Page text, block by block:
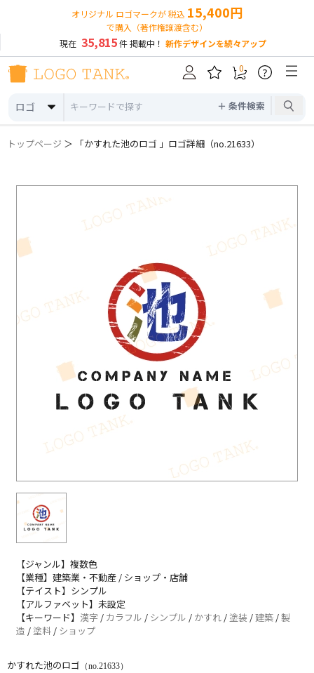
オリジナル ロゴマークが 税込 15,400円
で購入（著作権譲渡含む）
現在 35,815件 掲載中！ 新作デザインを続々アップ
ロゴ ＋ 条件検索
0 ?
トップページ ＞ 「かすれた池のロゴ 」ロゴ詳細（no.21633）
【ジャンル】複数色
【業種】建築業・不動産 / ショップ・店舗
【テイスト】シンプル
【アルファベット】未設定
【キーワード】 漢字 / カラフル / シンプル / かすれ / 塗装 /建築 /製
造 / 塗料 / ショップ
かすれた池のロゴ （no.21633）